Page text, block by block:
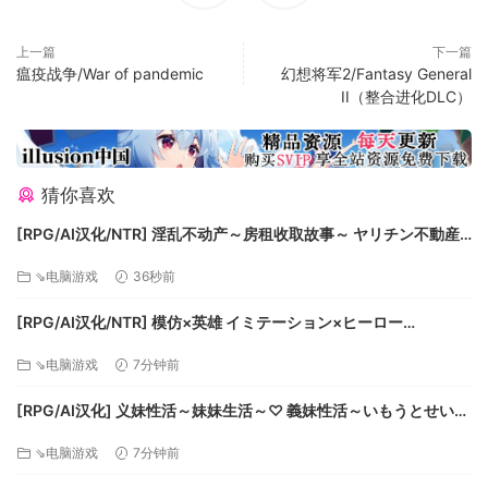
自定义地图编辑器
在游戏中编辑和预览
可更改的工具模式
具有多种不同类型的地形处理过滤器的强大的地图生成系
统
随机配置和生成矿石，以及放置河流和资源
配置敌方波次布局
自定义地图的基础规则
系统需求
上一篇
瘟疫战争/War of pandemic
下一篇
幻想将军2/Fantasy General
II（整合进化DLC）
猜你喜欢
[RPG/AI汉化/NTR] 淫乱不动产～房租收取故事～ ヤリチン不動産
⇘电脑游戏 36秒前
[RPG/AI汉化/NTR] 模仿×英雄 イミテーション×ヒーロー
⇘电脑游戏 7分钟前
[RPG/AI汉化] 义妹性活～妹妹生活～♡ 義妹性活～いもうとせいか
⇘电脑游戏 7分钟前